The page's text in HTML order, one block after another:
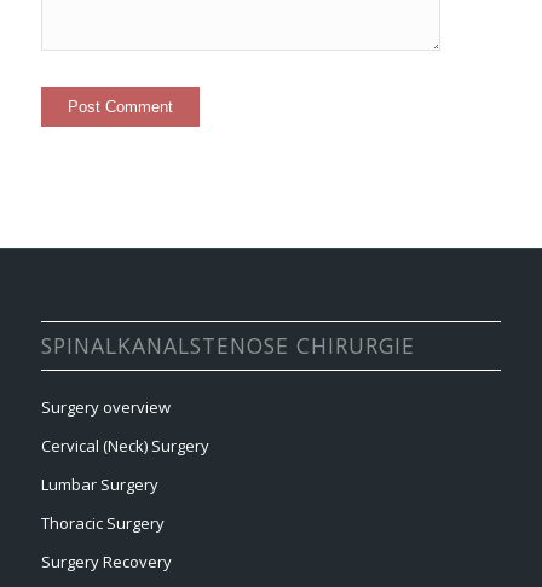
SPINALKANALSTENOSE CHIRURGIE
Surgery overview
Cervical (Neck) Surgery
Lumbar Surgery
Thoracic Surgery
Surgery Recovery